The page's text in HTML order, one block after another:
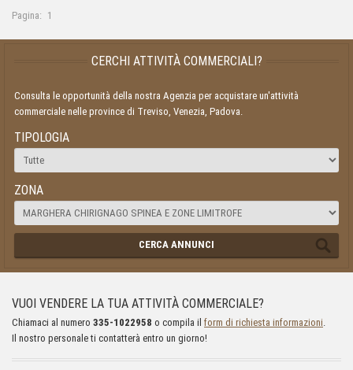
Pagina: 1
CERCHI ATTIVITÀ COMMERCIALI?
Consulta le opportunità della nostra Agenzia per acquistare un'attività
commerciale nelle province di Treviso, Venezia, Padova.
TIPOLOGIA
ZONA
CERCA ANNUNCI
VUOI VENDERE LA TUA ATTIVITÀ COMMERCIALE?
Chiamaci al numero 335-1022958 o compila il form di richiesta informazioni.
Il nostro personale ti contatterà entro un giorno!